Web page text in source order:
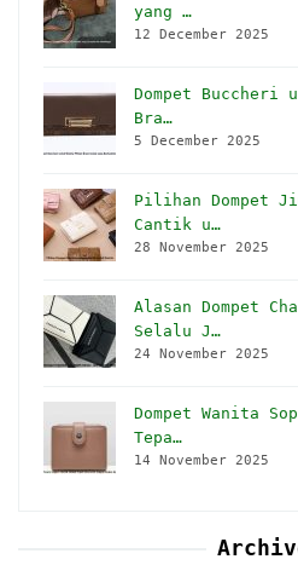
yang …
12 December 2025
Dompet Buccheri
Bra…
5 December 2025
Pilihan Dompet
Cantik u…
28 November 2025
Alasan Dompet
Selalu J…
24 November 2025
Dompet Wanita
Tepa…
14 November 2025